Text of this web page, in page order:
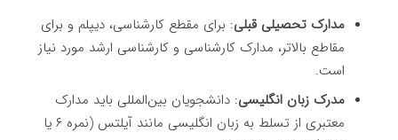
مدارک تحصیلی قبلی: برای مقطع کارشناسی، دیپلم و برای
مقاطع بالاتر، مدارک کارشناسی و کارشناسی ارشد مورد نیاز
است.
مدرک زبان انگلیسی: دانشجویان بین‌المللی باید مدارک
معتبری از تسلط به زبان انگلیسی مانند آیلتس (نمره ۶ یا